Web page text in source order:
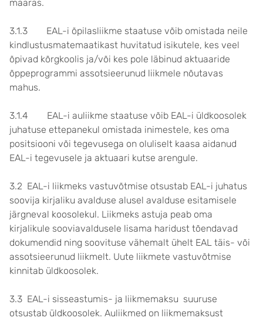
määras.
3.1.3 EAL-i õpilasliikme staatuse võib omistada neile
kindlustusmatemaatikast huvitatud isikutele, kes veel
õpivad kõrgkoolis ja/või kes pole läbinud aktuaaride
õppeprogrammi assotsieerunud liikmele nõutavas
mahus.
3.1.4 EAL-i auliikme staatuse võib EAL-i üldkoosolek
juhatuse ettepanekul omistada inimestele, kes oma
positsiooni või tegevusega on oluliselt kaasa aidanud
EAL-i tegevusele ja aktuaari kutse arengule.
3.2 EAL-i liikmeks vastuvõtmise otsustab EAL-i juhatus
soovija kirjaliku avalduse alusel avalduse esitamisele
järgneval koosolekul. Liikmeks astuja peab oma
kirjalikule sooviavaldusele lisama haridust tõendavad
dokumendid ning soovituse vähemalt ühelt EAL täis- või
assotsieerunud liikmelt. Uute liikmete vastuvõtmise
kinnitab üldkoosolek.
3.3 EAL-i sisseastumis- ja liikmemaksu suuruse
otsustab üldkoosolek. Auliikmed on liikmemaksust